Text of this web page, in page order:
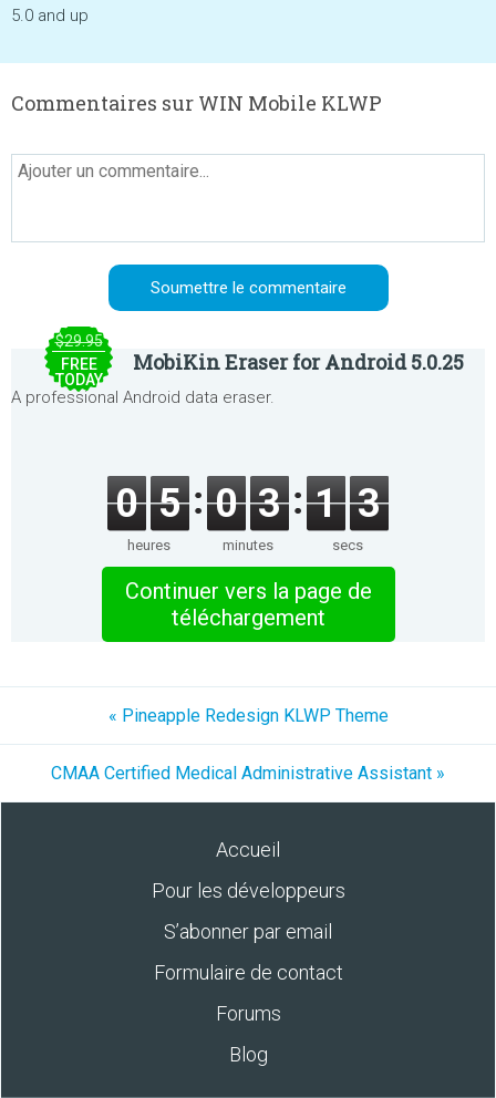
5.0 and up
Commentaires sur WIN Mobile KLWP
$29.95
FREE
TODAY
MobiKin Eraser for Android 5.0.25
A professional Android data eraser.
0 5
heures
0 3
minutes
1 3
secs
Continuer vers la page de
téléchargement
« Pineapple Redesign KLWP Theme
CMAA Certified Medical Administrative Assistant »
Accueil
Pour les développeurs
S’abonner par email
Formulaire de contact
Forums
Blog